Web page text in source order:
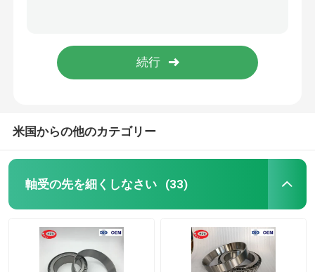
米国からの他のカテゴリー
軸受の先を細くしなさい (33)